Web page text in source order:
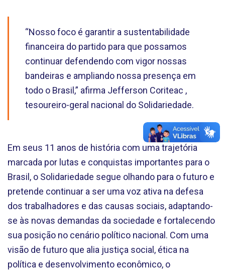
“Nosso foco é garantir a sustentabilidade
financeira do partido para que possamos
continuar defendendo com vigor nossas
bandeiras e ampliando nossa presença em
todo o Brasil,” afirma Jefferson Coriteac ,
tesoureiro-geral nacional do Solidariedade.
Em seus 11 anos de história com uma trajetória
marcada por lutas e conquistas importantes para o
Brasil, o Solidariedade segue olhando para o futuro e
pretende continuar a ser uma voz ativa na defesa
dos trabalhadores e das causas sociais, adaptando-
se às novas demandas da sociedade e fortalecendo
sua posição no cenário político nacional. Com uma
visão de futuro que alia justiça social, ética na
política e desenvolvimento econômico, o